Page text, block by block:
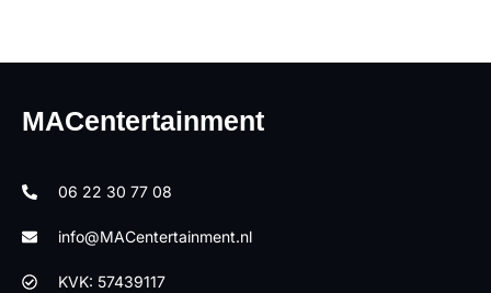
MACentertainment
06 22 30 77 08
info@MACentertainment.nl
KVK: 57439117